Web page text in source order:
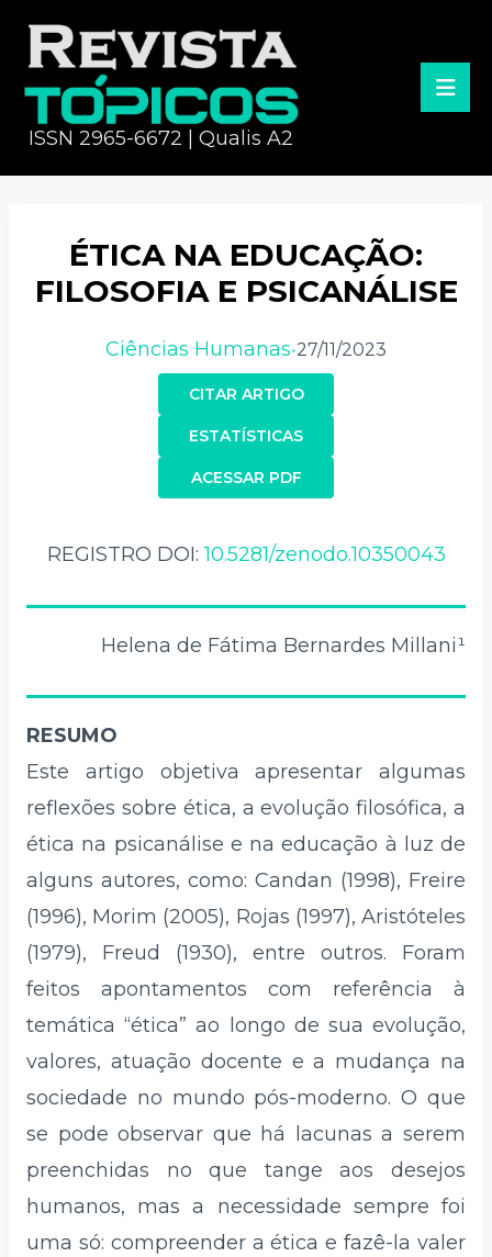
ISSN 2965-6672 | Qualis A2
ÉTICA NA EDUCAÇÃO:
FILOSOFIA E PSICANÁLISE
Ciências Humanas•27/11/2023
CITAR ARTIGO
ACESSAR PDF
ESTATÍSTICAS
REGISTRO DOI:10.5281/zenodo.10350043
Helena de Fátima Bernardes Millani¹
RESUMO
Este artigo objetiva apresentar algumas
reflexões sobre ética, a evolução filosófica, a
ética na psicanálise e na educação à luz de
alguns autores, como: Candan (1998), Freire
(1996), Morim (2005), Rojas (1997), Aristóteles
(1979), Freud (1930), entre outros. Foram
feitos apontamentos com referência à
temática “ética” ao longo de sua evolução,
valores, atuação docente e a mudança na
sociedade no mundo pós-moderno. O que
se pode observar que há lacunas a serem
preenchidas no que tange aos desejos
humanos, mas a necessidade sempre foi
uma só: compreender a ética e fazê-la valer